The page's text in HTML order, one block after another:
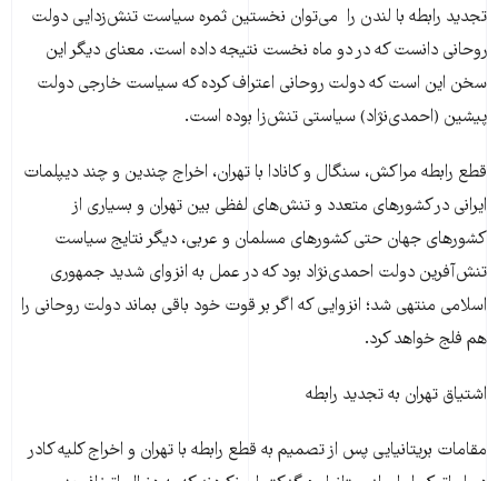
تجدید رابطه با لندن را می‌توان نخستین ثمره سیاست تنش‌زدایی دولت
روحانی دانست که در دو ماه نخست نتیجه داده است. معنای دیگر این
سخن این است که دولت روحانی اعتراف کرده که سیاست خارجی دولت
پیشین (احمدی‌نژاد) سیاستی تنش‌زا بوده است.
قطع رابطه مراکش، سنگال و کانادا با تهران، اخراج چندین و چند دیپلمات
ایرانی در کشورهای متعدد و تنش‌های لفظی بین تهران و بسیاری از
کشورهای جهان حتی کشورهای مسلمان و عربی، دیگر نتایج سیاست
تنش‌آفرین دولت احمدی‌نژاد بود که در عمل به انزوای شدید جمهوری
اسلامی منتهی شد؛ انزوایی که اگر بر قوت خود باقی بماند دولت روحانی را
هم فلج خواهد کرد.
اشتیاق تهران به تجدید رابطه
مقامات بریتانیایی پس از تصمیم به قطع رابطه با تهران و اخراج کلیه کادر